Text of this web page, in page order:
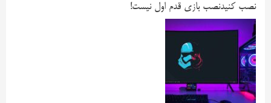
نصب کنیدنصب بازی قدم اول نیست!